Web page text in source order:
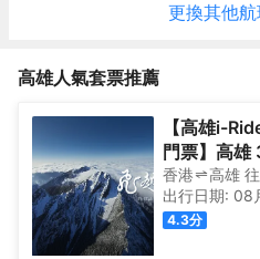
更換其他
高雄人氣套票推薦
【高雄i-
門票】高雄
香港 高雄
出行日期: 08
4.3分